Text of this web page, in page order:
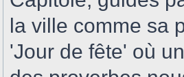
la ville comme sa
'Jour de fête' où